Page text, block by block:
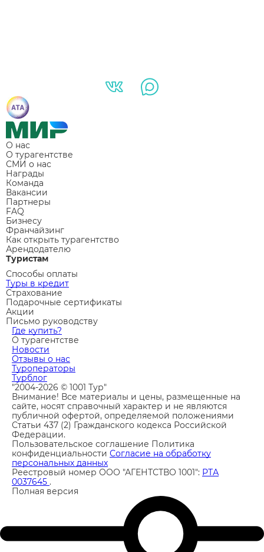
О нас
О турагентстве
СМИ о нас
Награды
Команда
Вакансии
Партнеры
FAQ
Бизнесу
Франчайзинг
Как открыть турагентство
Арендодателю
Туристам
Способы оплаты
Туры в кредит
Страхование
Подарочные сертификаты
Акции
Письмо руководству
Где купить?
О турагентстве
Новости
Отзывы о нас
Туроператоры
Турблог
"2004-2026 © 1001 Тур"
Внимание! Все материалы и цены, размещенные на
сайте, носят справочный характер и не являются
публичной офертой, определяемой положениями
Статьи 437 (2) Гражданского кодекса Российской
Федерации.
Пользовательское соглашение Политика
конфиденциальности Согласие на обработку
персональных данных
Реестровый номер ООО "АГЕНТСТВО 1001": РТА
0037645 .
Полная версия